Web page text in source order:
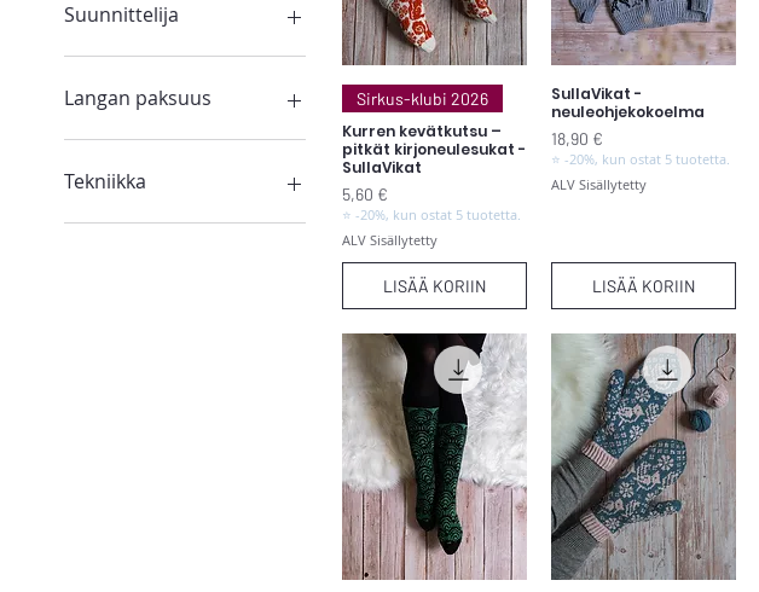
Suunnittelija
Anniina Juuti
Hanne Piirainen
Sonja Nykänen
Langan paksuus
Langan paksuus 100-
200m/100g
360m/100g
Tekniikka
Kirjoneuleohjeet –
Pikakatselu
Sirkus-klubi 2026
Kurren kevätkutsu –
pitkät kirjoneulesukat -
SullaVikat
Hinta
5,60 €
⭐ -20%, kun ostat 5 tuotetta.
ALV Sisällytetty
LISÄÄ KORIIN
Pikakatselu
SullaVikat -
neuleohjekokoelma
Hinta
18,90 €
⭐ -20%, kun ostat 5 tuotetta.
ALV Sisällytetty
LISÄÄ KORIIN